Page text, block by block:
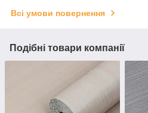
Всі умови повернення
Подібні товари компанії